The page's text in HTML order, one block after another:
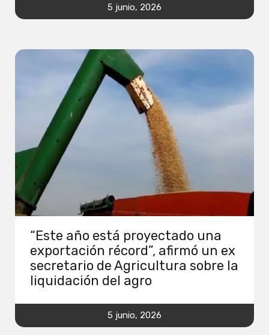
5 junio, 2026
“Este año está proyectado una
exportación récord”, afirmó un ex
secretario de Agricultura sobre la
liquidación del agro
5 junio, 2026